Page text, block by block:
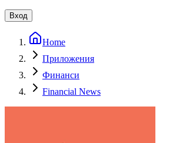
Вход
Home
Приложения
Финанси
Financial News